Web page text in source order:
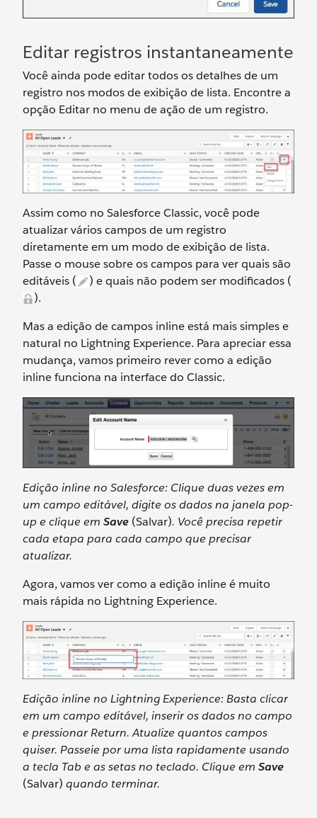
Editar registros instantaneamente
Você ainda pode editar todos os detalhes de um
registro nos modos de exibição de lista. Encontre a
opção Editar no menu de ação de um registro.
Assim como no Salesforce Classic, você pode
atualizar vários campos de um registro
diretamente em um modo de exibição de lista.
Passe o mouse sobre os campos para ver quais são
editáveis (
) e quais não podem ser modificados (
).
Mas a edição de campos inline está mais simples e
natural no Lightning Experience. Para apreciar essa
mudança, vamos primeiro rever como a edição
inline funciona na interface do Classic.
Edição inline no Salesforce: Clique duas vezes em
um campo editável, digite os dados na janela pop-
up e clique em Save (Salvar). Você precisa repetir
cada etapa para cada campo que precisar
atualizar.
Agora, vamos ver como a edição inline é muito
mais rápida no Lightning Experience.
Edição inline no Lightning Experience: Basta clicar
em um campo editável, inserir os dados no campo
e pressionar Return. Atualize quantos campos
quiser. Passeie por uma lista rapidamente usando
a tecla Tab e as setas no teclado. Clique em Save
(Salvar) quando terminar.